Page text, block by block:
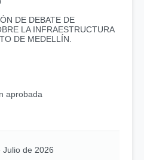
DE DEBATE DE
LA INFRAESTRUCTURA
DE MEDELLÍN.
aprobada
Julio de 2026